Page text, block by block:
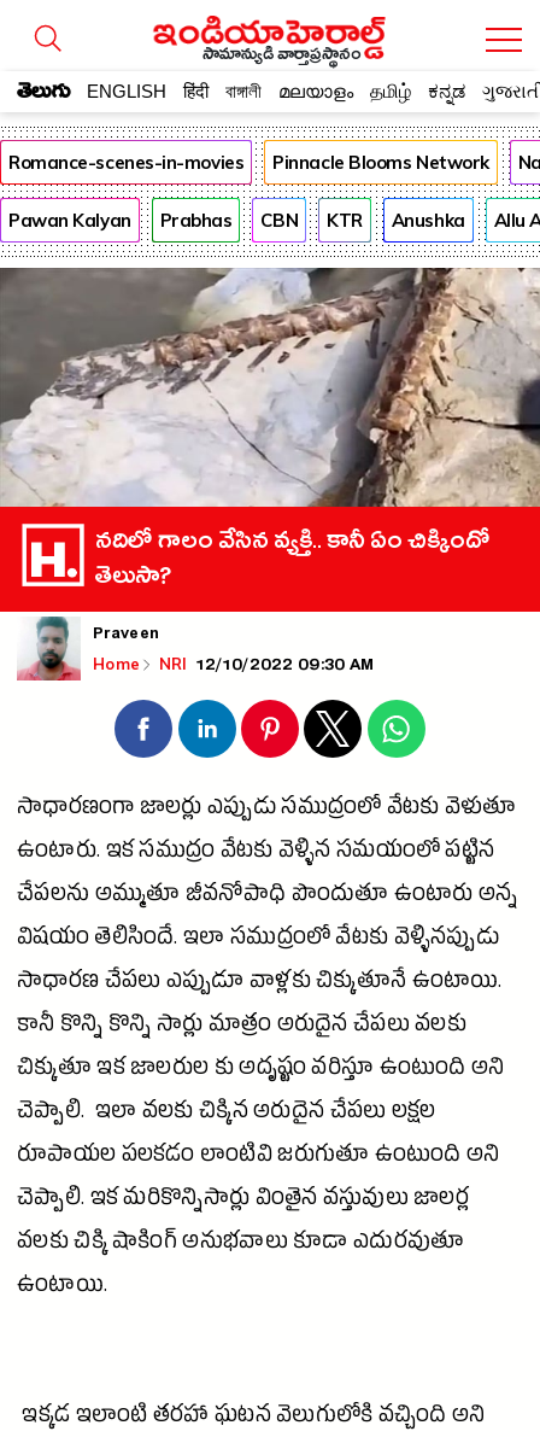
సామాన్యుడి వార్తాప్రస్థానం
తెలుగు ENGLISH हिंदी বাঙ্গালী മലയാളം தமிழ் ಕನ್ನಡ
Romance-scenes-in-movies Pinnacle Blooms Network
Pawan Kalyan Prabhas CBN KTR Anushka Allu
నదిలో గాలం వేసిన వ్యక్తి.. కానీ ఏం చిక్కిందో
తెలుసా?
Praveen
Home NRI 12/10/2022 09:30 AM
సాధారణంగా జాలర్లు ఎప్పుడు సముద్రంలో వేటకు వెళుతూ
ఉంటారు. ఇక సముద్రం వేటకు వెళ్ళిన సమయంలో పట్టిన
చేపలను అమ్ముతూ జీవనోపాధి పొందుతూ ఉంటారు అన్న
విషయం తెలిసిందే. ఇలా సముద్రంలో వేటకు వెళ్ళినప్పుడు
సాధారణ చేపలు ఎప్పుడూ వాళ్లకు చిక్కుతూనే ఉంటాయి.
కానీ కొన్ని కొన్ని సార్లు మాత్రం అరుదైన చేపలు వలకు
చిక్కుతూ ఇక జాలరుల కు అదృష్టం వరిస్తూ ఉంటుంది అని
చెప్పాలి. ఇలా వలకు చిక్కిన అరుదైన చేపలు లక్షల
రూపాయల పలకడం లాంటివి జరుగుతూ ఉంటుంది అని
చెప్పాలి. ఇక మరికొన్నిసార్లు వింతైన వస్తువులు జాలర్ల
వలకుచిక్కిషాకింగ్ అనుభవాలు కూడా ఎదురవుతూ
ఉంటాయి.
ఇక్కడ ఇలాంటి తరహా ఘటన వెలుగులోకి వచ్చింది అని